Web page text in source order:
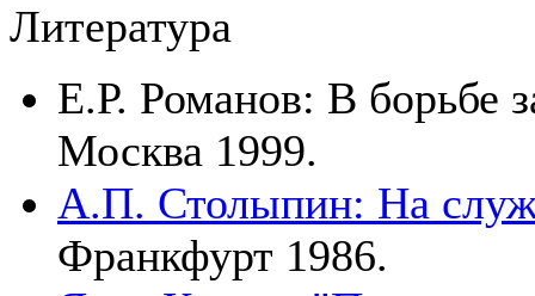
Литература
Е.Р. Романов: В борьбе
Москва 1999.
А.П. Столыпин: На
Франкфурт 1986.